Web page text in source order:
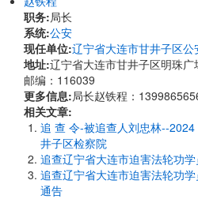
职务:局长
系统:公安
现任单位:辽宁省大连市甘井子区公
地址:辽宁省大连市甘井子区明珠
邮编：116039
更多信息:局长赵铁程：
相关文章:
追 查 令-被追查人刘忠林--
井子区检察院
追查辽宁省大连市迫害法轮功
追查辽宁省大连市迫害法轮功
通告